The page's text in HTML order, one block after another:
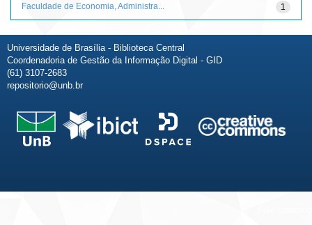
1
Faculdade de Economia, Administra...
Universidade de Brasília - Biblioteca Central
Coordenadoria de Gestão da Informação Digital - GID
(61) 3107-2683
repositorio@unb.br